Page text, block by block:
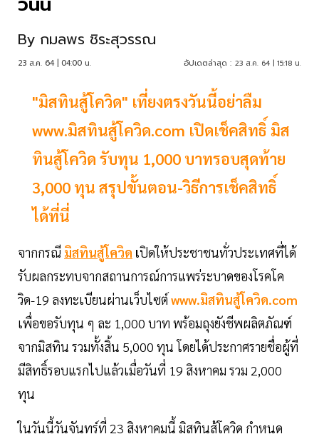
By กมลพร ชิระสุวรรณ
23 ส.ค. 64 | 04:00 น. อัปเดตล่าสุด : 23 ส.ค. 64 | 15:18 น.
"มิสทินสู้โควิด" เที่ยงตรงวันนี้อย่าลืม
www.มิสทินสู้โควิด.com เปิดเช็คสิทธิ์ มิส
ทินสู้โควิด รับทุน 1,000 บาทรอบสุดท้าย
3,000 ทุน สรุปขั้นตอน-วิธีการเช็คสิทธิ์
ได้ที่นี่
จากกรณี มิสทินสู้โควิด เปิดให้ประชาชนทั่วประเทศที่ได้
รับผลกระทบจากสถานการณ์การแพร่ระบาดของโรคโค
วิด-19 ลงทะเบียนผ่านเว็บไซต์ www.มิสทินสู้โควิด.com
เพื่อขอรับทุน ๆ ละ 1,000 บาท พร้อมถุงยังชีพผลิตภัณฑ์
จากมิสทิน รวมทั้งสิ้น 5,000 ทุน โดยได้ประกาศรายชื่อผู้ที่
มีสิทธิ์รอบแรกไปแล้วเมื่อวันที่ 19 สิงหาคม รวม 2,000
ทุน
ในวันนี้วันจันทร์ที่ 23 สิงหาคมนี้ มิสทินสู้โควิด กำหนด